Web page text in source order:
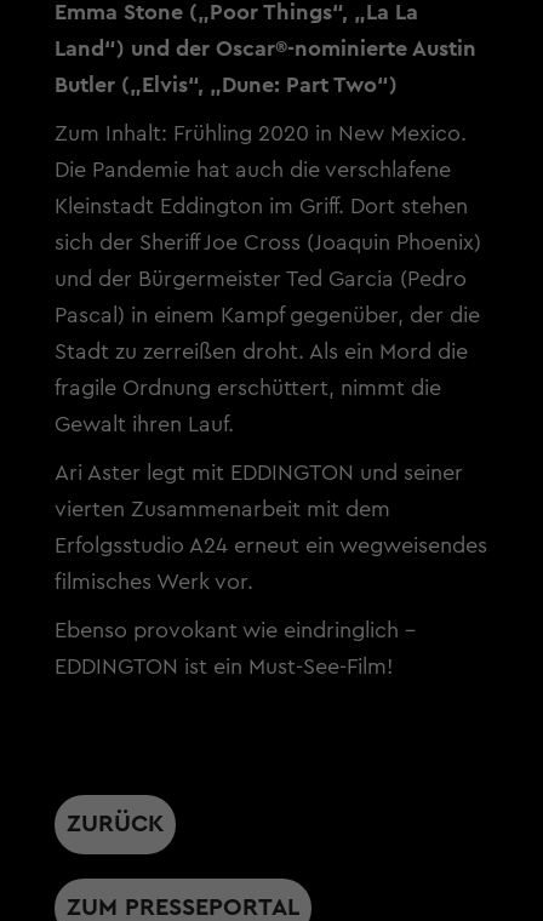
Emma Stone („Poor Things“, „La La
Land“) und der Oscar®-nominierte Austin
Butler („Elvis“, „Dune: Part Two“)
Zum Inhalt: Frühling 2020 in New Mexico.
Die Pandemie hat auch die verschlafene
Kleinstadt Eddington im Griff. Dort stehen
sich der Sheriff Joe Cross (Joaquin Phoenix)
und der Bürgermeister Ted Garcia (Pedro
Pascal) in einem Kampf gegenüber, der die
Stadt zu zerreißen droht. Als ein Mord die
fragile Ordnung erschüttert, nimmt die
Gewalt ihren Lauf.
Ari Aster legt mit EDDINGTON und seiner
vierten Zusammenarbeit mit dem
Erfolgsstudio A24 erneut ein wegweisendes
filmisches Werk vor.
Ebenso provokant wie eindringlich –
EDDINGTON ist ein Must-See-Film!
ZURÜCK
ZUM PRESSEPORTAL